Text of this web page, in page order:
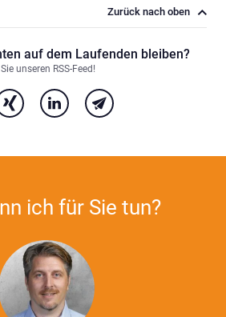
Zurück nach oben
auf dem Laufenden bleiben?
unseren RSS-Feed!
ich für Sie tun?